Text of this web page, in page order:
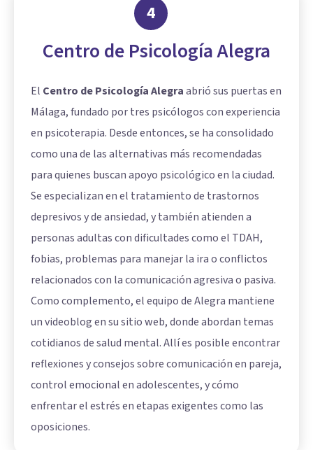
4
Centro de Psicología Alegra
El Centro de Psicología Alegraabrió sus puertas en
Málaga, fundado por tres psicólogos con experiencia
en psicoterapia. Desde entonces, se ha consolidado
como una de las alternativas más recomendadas
para quienes buscan apoyo psicológico en la ciudad.
Se especializan en el tratamiento de trastornos
depresivos y de ansiedad, y también atienden a
personas adultas con dificultades como el TDAH,
fobias, problemas para manejar la ira o conflictos
relacionados con la comunicación agresiva o pasiva.
Como complemento, el equipo de Alegra mantiene
un videoblog en su sitio web, donde abordan temas
cotidianos de salud mental. Allí es posible encontrar
reflexiones y consejos sobre comunicación en pareja,
control emocional en adolescentes, y cómo
enfrentar el estrés en etapas exigentes como las
oposiciones.